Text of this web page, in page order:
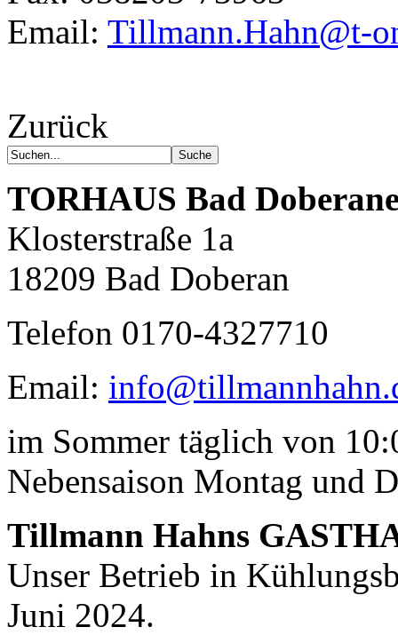
Email: Tillmann.Hahn@t-
Zurück
TORHAUS Bad
Klosterstraße 1a
18209 Bad Doberan
Telefon 0170-4327710
Email:
im Sommer täglich von
Nebensaison Montag und
Tillmann Hahns
Unser Betrieb in
Juni 2024.